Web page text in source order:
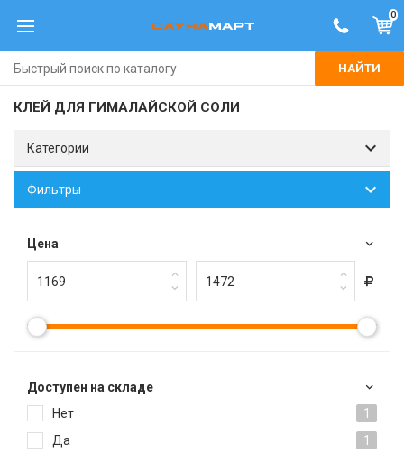
0
НАЙТИ
КЛЕЙ ДЛЯ ГИМАЛАЙСКОЙ СОЛИ
Категории
Фильтры
Цена
Доступен на складе
Нет
1
Да
1